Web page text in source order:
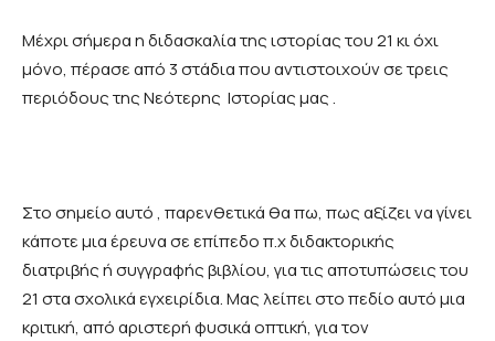
Μέχρι σήμερα η διδασκαλία της ιστορίας του 21 κι όχι
μόνο, πέρασε από 3 στάδια που αντιστοιχούν σε τρεις
περιόδους της Νεότερης Ιστορίας μας .
Στο σημείο αυτό , παρενθετικά θα πω, πως αξίζει να γίνει
κάποτε μια έρευνα σε επίπεδο π.χ διδακτορικής
διατριβής ή συγγραφής βιβλίου, για τις αποτυπώσεις του
21 στα σχολικά εγχειρίδια. Μας λείπει στο πεδίο αυτό μια
κριτική, από αριστερή φυσικά οπτική, για τον